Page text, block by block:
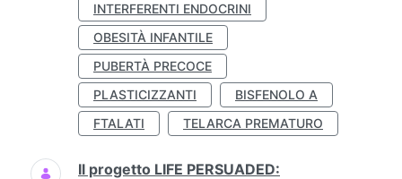
INTERFERENTI ENDOCRINI
OBESITÀ INFANTILE
PUBERTÀ PRECOCE
PLASTICIZZANTI
BISFENOLO A
FTALATI
TELARCA PREMATURO
Il progetto LIFE PERSUADED: